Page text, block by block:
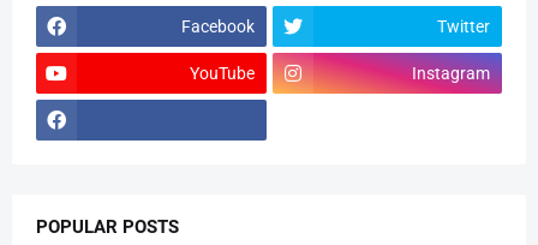
Facebook Twitter
YouTube Instagram
POPULAR POSTS